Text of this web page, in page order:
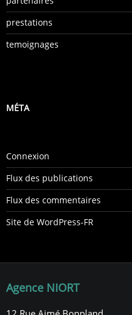
prestations
temoignages
MÉTA
Connexion
Flux des publications
Flux des commentaires
Site de WordPress-FR
Agence NIORT